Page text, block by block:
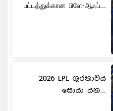
பட்டத்துக்கான பிளே-ஆஃப்...
2026 LPL ශූරතාවය
සොයා යන...